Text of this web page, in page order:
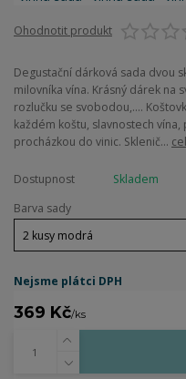
Ohodnotit produkt
Degustační dárková sada dvou
milovníka vína. Krásný dárek na
rozlučku se svobodou,....
každém koštu, slavnostech
procházkou do vinic. Sklenič...
Dostupnost
Skladem
Barva sady
Nejsme plátci DPH
369 Kč/ks